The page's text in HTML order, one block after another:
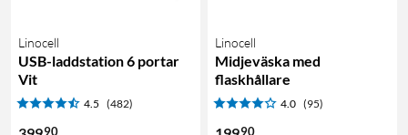
Linocell
USB-laddstation 6 portar
Vit
4.5 (482)
90
Linocell
Midjeväska med
flaskhållare
4.0 (95)
90